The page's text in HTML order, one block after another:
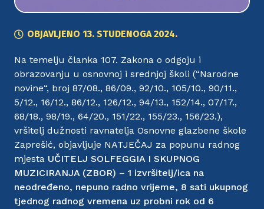
OBJAVLJENO13. STUDENOGA 2024.
Na temelju članka 107. Zakona o odgoju i
obrazovanju u osnovnoj i srednjoj školi (“Narodne
novine“, broj 87/08., 86/09., 92/10., 105/10., 90/11.,
5/12., 16/12., 86/12., 126/12., 94/13., 152/14., 07/17.,
68/18., 98/19., 64/20., 151/22., 155/23., 156/23.),
vršitelj dužnosti ravnatelja Osnovne glazbene škole
Zaprešić, objavljuje NATJEČAJ za popunu radnog
mjesta UČITELJ SOLFEGGIA I SKUPNOG
MUZICIRANJA (ZBOR) – 1 izvršitelj/ica na
neodređeno, nepuno radno vrijeme, 8 sati ukupnog
tjednog radnog vremena uz probni rok od 6